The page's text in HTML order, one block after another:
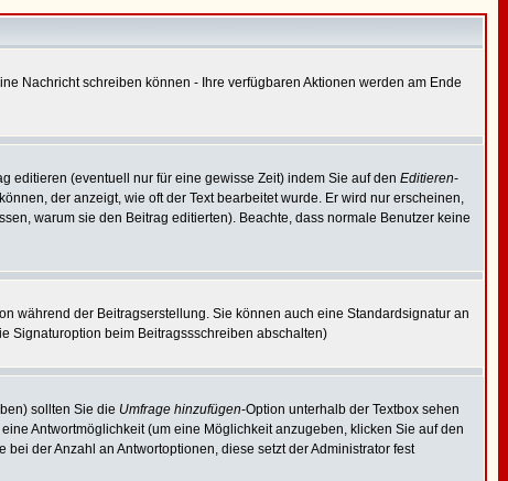
Nachricht schreiben können - Ihre verfügbaren Aktionen werden am Ende
editieren (eventuell nur für eine gewisse Zeit) indem Sie auf den Editieren-
der anzeigt, wie oft der Text bearbeitet wurde. Er wird nur erscheinen,
warum sie den Beitrag editierten). Beachte, dass normale Benutzer keine
während der Beitragserstellung. Sie können auch eine Standardsignatur an
Signaturoption beim Beitragssschreiben abschalten)
sollten Sie die Umfrage hinzufügen-Option unterhalb der Textbox sehen
Antwortmöglichkeit (um eine Möglichkeit anzugeben, klicken Sie auf den
der Anzahl an Antwortoptionen, diese setzt der Administrator fest